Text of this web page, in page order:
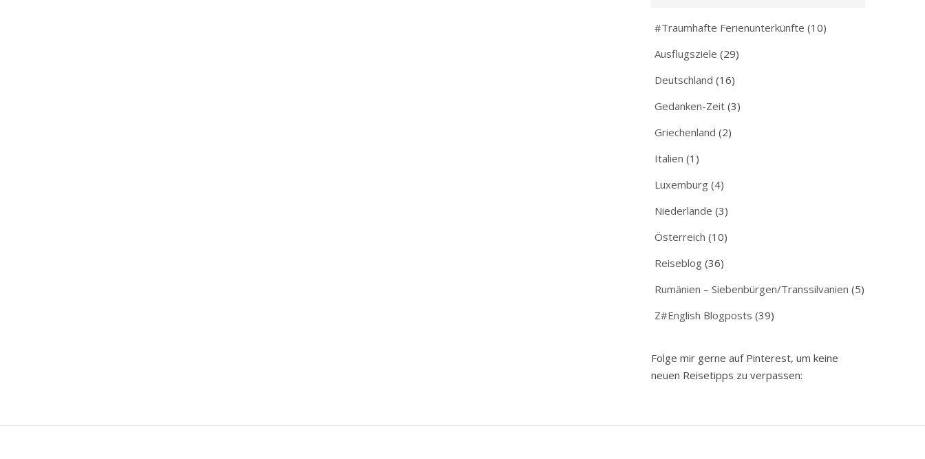
#Traumhafte Ferienunterkünfte (10)
Ausflugsziele (29)
Deutschland (16)
Gedanken-Zeit (3)
Griechenland (2)
Italien (1)
Luxemburg (4)
Niederlande (3)
Österreich (10)
Reiseblog (36)
Rumänien – Siebenbürgen/Transsilvanien (5)
Z#English Blogposts (39)
Folge mir gerne auf Pinterest, um keine
neuen Reisetipps zu verpassen: